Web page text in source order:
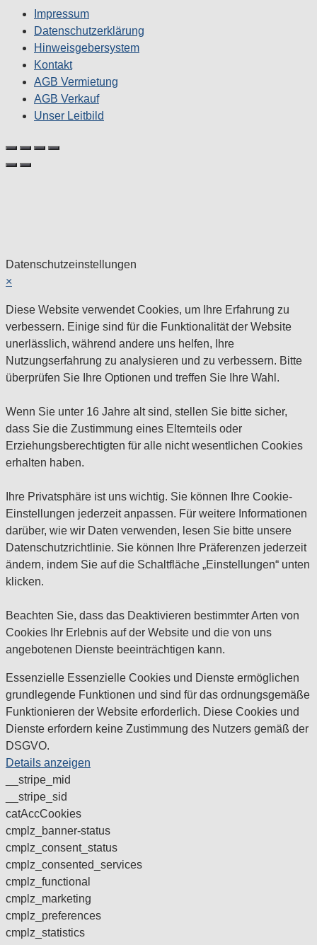
Impressum
Datenschutzerklärung
Hinweisgebersystem
Kontakt
AGB Vermietung
AGB Verkauf
Unser Leitbild
Datenschutzeinstellungen
×
Diese Website verwendet Cookies, um Ihre Erfahrung zu
verbessern. Einige sind für die Funktionalität der Website
unerlässlich, während andere uns helfen, Ihre
Nutzungserfahrung zu analysieren und zu verbessern. Bitte
überprüfen Sie Ihre Optionen und treffen Sie Ihre Wahl.
Wenn Sie unter 16 Jahre alt sind, stellen Sie bitte sicher,
dass Sie die Zustimmung eines Elternteils oder
Erziehungsberechtigten für alle nicht wesentlichen Cookies
erhalten haben.
Ihre Privatsphäre ist uns wichtig. Sie können Ihre Cookie-
Einstellungen jederzeit anpassen. Für weitere Informationen
darüber, wie wir Daten verwenden, lesen Sie bitte unsere
Datenschutzrichtlinie. Sie können Ihre Präferenzen jederzeit
ändern, indem Sie auf die Schaltfläche „Einstellungen“ unten
klicken.
Beachten Sie, dass das Deaktivieren bestimmter Arten von
Cookies Ihr Erlebnis auf der Website und die von uns
angebotenen Dienste beeinträchtigen kann.
Essenzielle Essenzielle Cookies und Dienste ermöglichen
grundlegende Funktionen und sind für das ordnungsgemäße
Funktionieren der Website erforderlich. Diese Cookies und
Dienste erfordern keine Zustimmung des Nutzers gemäß der
DSGVO.
Details anzeigen
__stripe_mid
__stripe_sid
catAccCookies
cmplz_banner-status
cmplz_consent_status
cmplz_consented_services
cmplz_functional
cmplz_marketing
cmplz_preferences
cmplz_statistics